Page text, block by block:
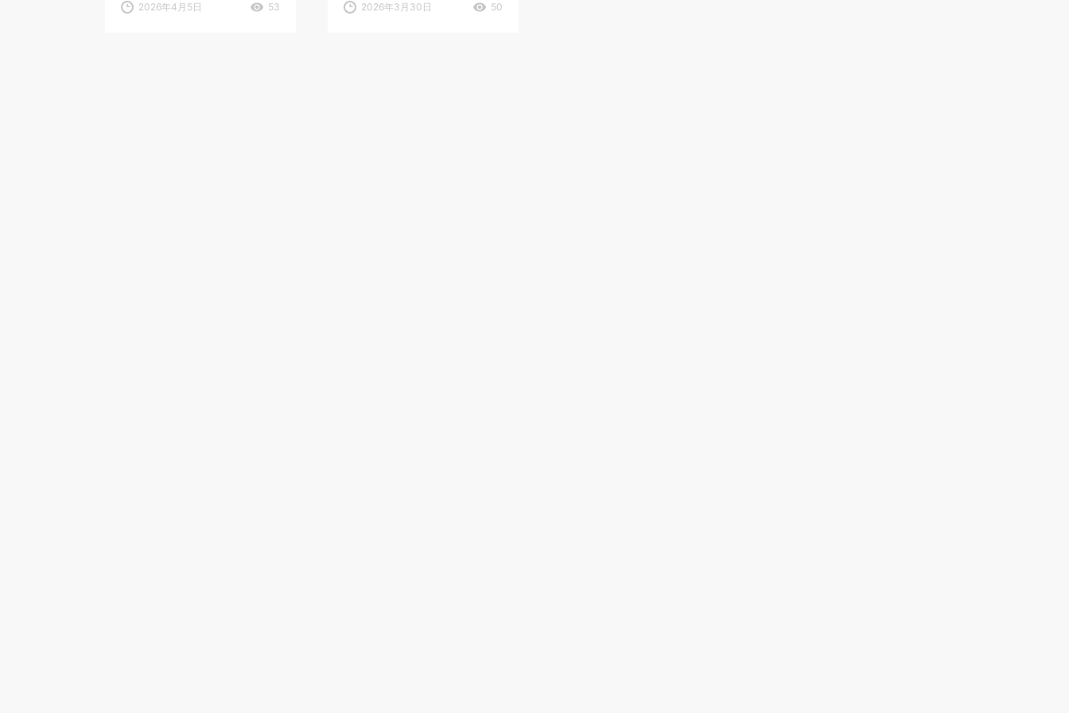
2026年4月5日 53 2026年3月30日 50